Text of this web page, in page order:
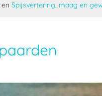
enSpijsvertering, maag en